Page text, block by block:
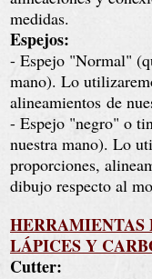
medidas.
Espejos:
- Espejo "Normal"
mano). Lo
alineamientos de
- Espejo "negro" o
nuestra mano). Lo
proporciones,
dibujo respecto al
HERRAMIENTAS
LÁPICES Y
Cutter: